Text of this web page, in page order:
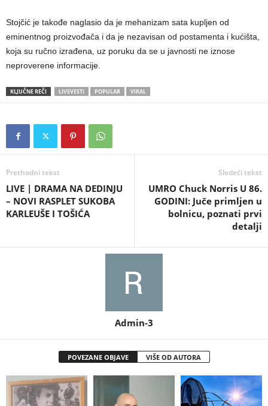
Stojčić je takođe naglasio da je mehanizam sata kupljen od
eminentnog proizvođača i da je nezavisan od postamenta i kućišta,
koja su ručno izrađena, uz poruku da se u javnosti ne iznose
neproverene informacije.
KLJUČNE REČI LIVEVESTI POPULAR VIRAL
Prethodni tekst
LIVE | DRAMA NA DEDINJU
– NOVI RASPLET SUKOBA
KARLEUŠE I TOŠIĆA
Sledeći tekst
UMRO Chuck Norris U 86.
GODINI: Juče primljen u
bolnicu, poznati prvi
detalji
Admin-3
POVEZANE OBJAVE VIŠE OD AUTORA